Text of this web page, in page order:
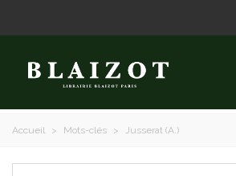
Accueil > Mots-clés > Jusserat (A.)